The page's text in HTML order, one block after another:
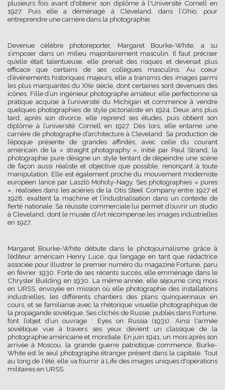
plusieurs fois avant d'obtenir son diplôme à l'Université Cornell en
1927. Puis elle a déménagé à Cleveland, dans l’Ohio, pour
entreprendre une carrière dans la photographie.
Devenue célèbre photoreporter, Margaret Bourke-White, a su
s’imposer dans un milieu majoritairement masculin. Il faut préciser
qu’elle était talentueuse, elle prenait des risques et devenait plus
efficace que certains de ses collègues masculins. Au cœur
d’événements historiques majeurs, elle a transmis des images parmi
les plus marquantes du XXe siècle, dont certaines sont devenues des
icônes. Fille d’un ingénieur photographe amateur, elle perfectionne sa
pratique acquise à l’université du Michigan et commence à vendre
quelques photographies de style pictorialiste en 1924. Deux ans plus
tard, après son divorce, elle reprend ses études, puis obtient son
diplôme à l’université Cornell en 1927. Dès lors, elle entame une
carrière de photographe d’architecture à Cleveland. Sa production de
l’époque présente de grandes affinités, avec celle du courant
américain de la « straight photography », initié par Paul Strand, la
photographie pure désigne un style tentant de dépeindre une scène
de façon aussi réaliste et objective que possible, renonçant à toute
manipulation. Elle est également proche du mouvement moderniste
européen lancé par Laszlò Moholy-Nagy. Ses photographies « pures
», réalisées dans les aciéries de la Otis Steel Company entre 1927 et
1928, exaltent la machine et l’industrialisation dans un contexte de
fierté nationale. Sa réussite commerciale lui permet d’ouvrir un studio
à Cleveland, dont le musée d’Art récompense les images industrielles
en 1927.
Margaret Bourke-White débute dans le photojournalisme grâce à
l’éditeur américain Henry Luce, qui l’engage en tant que rédactrice
associée pour illustrer le premier numéro du magazine Fortune, paru
en février 1930. Forte de ses récents succès, elle emménage dans le
Chrysler Building en 1930. La même année, elle séjourne cinq mois
en URSS, envoyée en mission où elle photographie des installations
industrielles, les différents chantiers des plans quinquennaux en
cours, et se familiarise avec la rhétorique visuelle photographique de
la propagande soviétique. Ses clichés de Russie, publiés dans Fortune,
font l’objet d’un ouvrage : Eyes on Russia (1931). Ainsi l'armée
soviétique vue à travers ses yeux devient un classique de la
photographie américaine et mondiale. En juin 1941, un mois après son
arrivée à Moscou, la grande guerre patriotique commence, Burke-
White est le seul photographe étranger présent dans la capitale. Tout
au long de l'été, elle va fournir à Life des images uniques d'opérations
militaires en URSS.